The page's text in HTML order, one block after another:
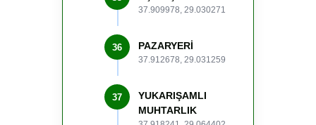
37.909978, 29.030271
36 PAZARYERİ
37.912678, 29.031259
37
YUKARIŞAMLI
MUHTARLIK